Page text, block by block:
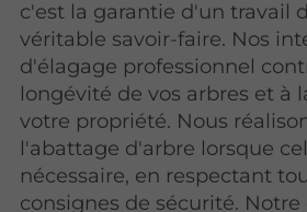
c'est la garantie d'un travail
véritable savoir-faire. Nos
d'élagage professionnel
longévité de vos arbres et à
votre propriété. Nous
l'abattage d'arbre lorsque
nécessaire, en respectant
consignes de sécurité.